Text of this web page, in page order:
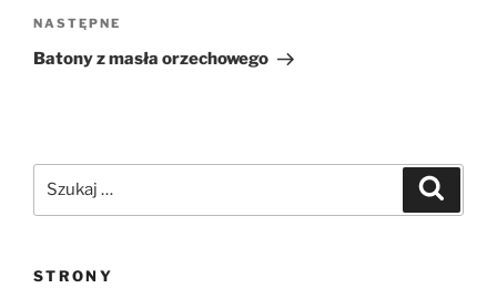
Następny
wpis
NASTĘPNE
Batony z masła orzechowego
STRONY